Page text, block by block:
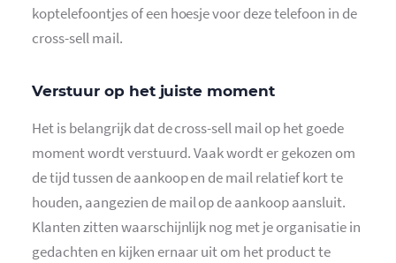
koptelefoontjes of een hoesje voor deze telefoon in de
cross-sell mail.
Verstuur op het juiste moment
Het is belangrijk dat de cross-sell mail op het goede
moment wordt verstuurd. Vaak wordt er gekozen om
de tijd tussen de aankoop en de mail relatief kort te
houden, aangezien de mail op de aankoop aansluit.
Klanten zitten waarschijnlijk nog met je organisatie in
gedachten en kijken ernaar uit om het product te